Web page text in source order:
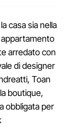
casa sia nella
appartamento
arredato con
di designer
Toan
boutique,
obbligata per